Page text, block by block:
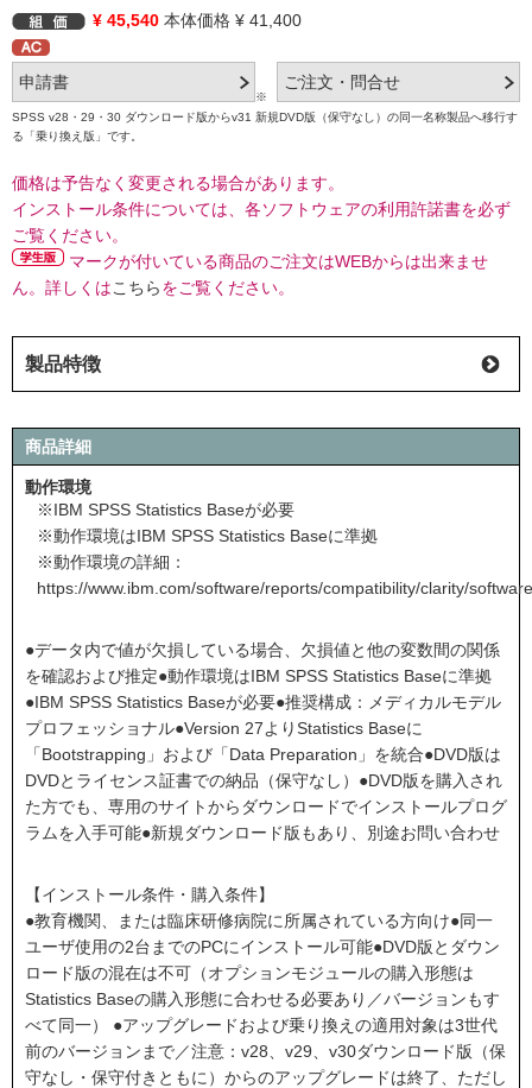
¥ 45,540 本体価格 ¥ 41,400
※
SPSS v28・29・30 ダウンロード版からv31 新規DVD版（保守なし）の同一名称製品へ移行す
る「乗り換え版」です。
価格は予告なく変更される場合があります。
インストール条件については、各ソフトウェアの利用許諾書を必ず
ご覧ください。
マークが付いている商品のご注文はWEBからは出来ませ
ん。詳しくはこちらをご覧ください。
製品特徴
商品詳細
動作環境
※IBM SPSS Statistics Baseが必要
※動作環境はIBM SPSS Statistics Baseに準拠
※動作環境の詳細：
https://www.ibm.com/software/reports/compatibility/clarity/
●データ内で値が欠損している場合、欠損値と他の変数間の関係
を確認および推定●動作環境はIBM SPSS Statistics Baseに準拠
●IBM SPSS Statistics Baseが必要●推奨構成：メディカルモデル
プロフェッショナル●Version 27よりStatistics Baseに
「Bootstrapping」および「Data Preparation」を統合●DVD版は
DVDとライセンス証書での納品（保守なし）●DVD版を購入され
た方でも、専用のサイトからダウンロードでインストールプログ
ラムを入手可能●新規ダウンロード版もあり、別途お問い合わせ
【インストール条件・購入条件】
●教育機関、または臨床研修病院に所属されている方向け●同一
ユーザ使用の2台までのPCにインストール可能●DVD版とダウン
ロード版の混在は不可（オプションモジュールの購入形態は
Statistics Baseの購入形態に合わせる必要あり／バージョンもす
べて同一） ●アップグレードおよび乗り換えの適用対象は3世代
前のバージョンまで／注意：v28、v29、v30ダウンロード版（保
守なし・保守付きともに）からのアップグレードは終了、ただし